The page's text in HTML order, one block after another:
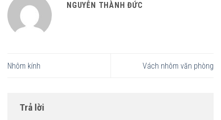
NGUYỄN THÀNH ĐỨC
Nhôm kính Vách nhôm văn phòng
Trả lời